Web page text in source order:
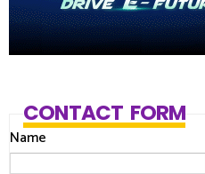
CONTACT FORM
Name